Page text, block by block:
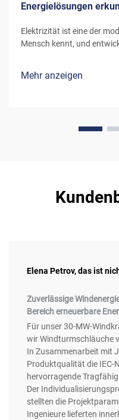
Energielösungen
Elektrizität ist eine der
Mensch kennt, und
Ausrüstung...
Mehr anzeigen
Elena Petrov, das ist
Zuverlässige
Bereich erneuerbare
Für unser 30-MW-
wir Windturmschläuche
In Zusammenarbeit mit
Produktqualität die IEC-
hervorragende
Der
stellten die
Ingenieure lieferten